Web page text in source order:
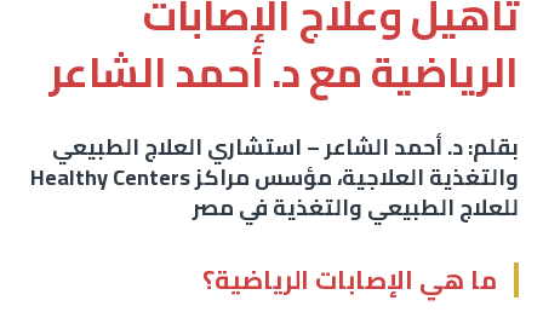
تأهيل وعلاج الإصابات
الرياضية مع د. أحمد الشاعر
بقلم: د. أحمد الشاعر – استشاري العلاج الطبيعي
والتغذية العلاجية، مؤسس مراكز Healthy Centers
للعلاج الطبيعي والتغذية في مصر
ما هي الإصابات الرياضية؟